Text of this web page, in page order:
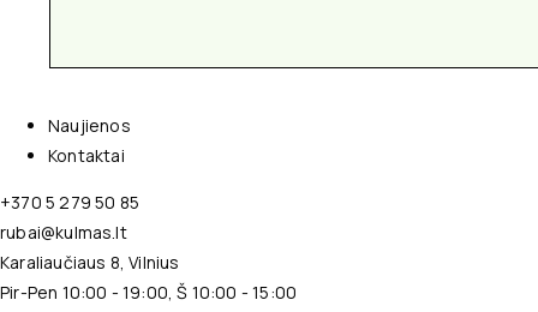
Naujienos
Kontaktai
+370 5 279 50 85
rubai@kulmas.lt
Karaliaučiaus 8, Vilnius
Pir-Pen 10:00 - 19:00, Š 10:00 - 15:00